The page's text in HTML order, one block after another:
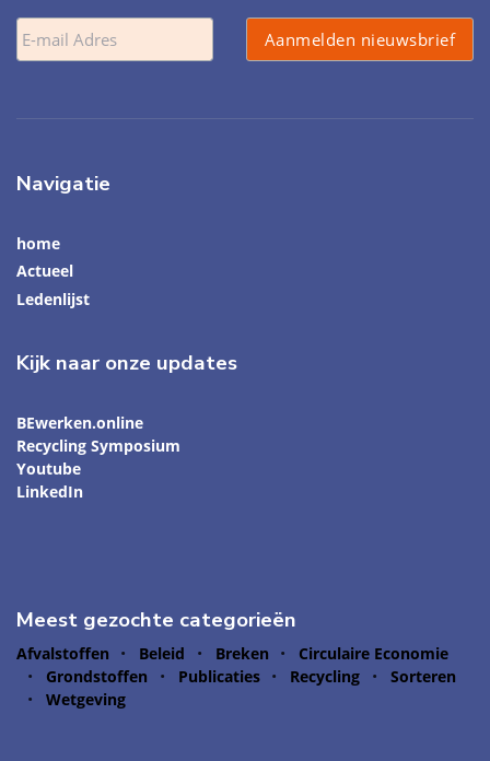
Navigatie
home
Actueel
Ledenlijst
Kijk naar onze updates
BEwerken.online
Recycling Symposium
Youtube
LinkedIn
Meest gezochte categorieën
Afvalstoffen Beleid Breken
Circulaire Economie
Grondstoffen
Publicaties Recycling
Sorteren
Wetgeving